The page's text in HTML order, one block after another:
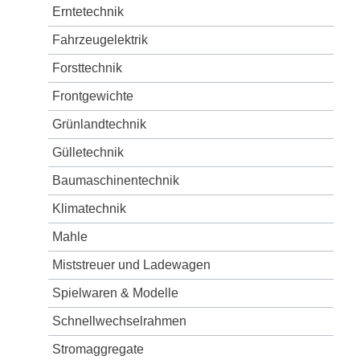
Erntetechnik
Fahrzeugelektrik
Forsttechnik
Frontgewichte
Grünlandtechnik
Gülletechnik
Baumaschinentechnik
Klimatechnik
Mahle
Miststreuer und Ladewagen
Spielwaren & Modelle
Schnellwechselrahmen
Stromaggregate